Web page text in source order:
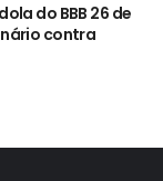
do BBB 26 de
contra